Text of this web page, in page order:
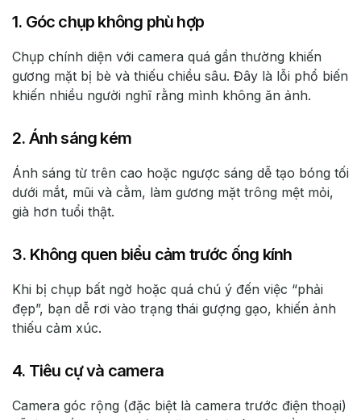
1. Góc chụp không phù hợp
Chụp chính diện với camera quá gần thường khiến
gương mặt bị bè và thiếu chiều sâu. Đây là lỗi phổ biến
khiến nhiều người nghĩ rằng mình không ăn ảnh.
2. Ánh sáng kém
Ánh sáng từ trên cao hoặc ngược sáng dễ tạo bóng tối
dưới mắt, mũi và cằm, làm gương mặt trông mệt mỏi,
già hơn tuổi thật.
3. Không quen biểu cảm trước ống kính
Khi bị chụp bất ngờ hoặc quá chú ý đến việc “phải
đẹp”, bạn dễ rơi vào trạng thái gượng gạo, khiến ảnh
thiếu cảm xúc.
4. Tiêu cự và camera
Camera góc rộng (đặc biệt là camera trước điện thoại)